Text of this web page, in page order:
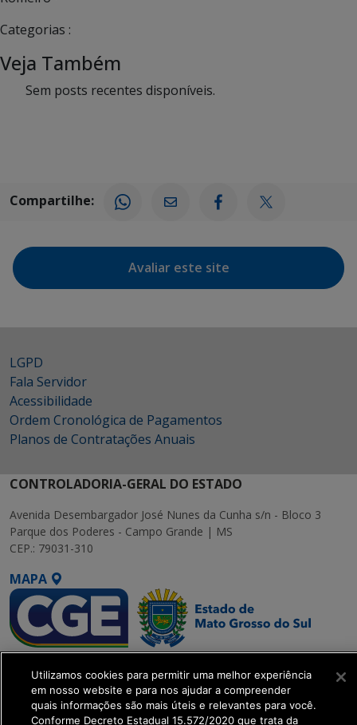
Categorias :
Veja Também
Sem posts recentes disponíveis.
Compartilhe:
Avaliar este site
LGPD
Fala Servidor
Acessibilidade
Ordem Cronológica de Pagamentos
Planos de Contratações Anuais
CONTROLADORIA-GERAL DO ESTADO
Avenida Desembargador José Nunes da Cunha s/n - Bloco 3
Parque dos Poderes - Campo Grande | MS
CEP.: 79031-310
MAPA
SETDIG | Secretaria-
Executiva de
Transformação Digital
Utilizamos cookies para permitir uma melhor experiência
em nosso website e para nos ajudar a compreender
quais informações são mais úteis e relevantes para você.
Conforme Decreto Estadual 15.572/2020 que trata da